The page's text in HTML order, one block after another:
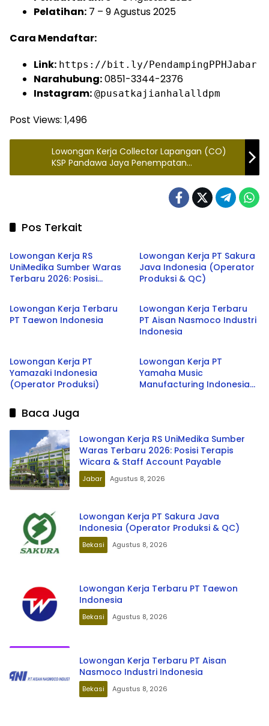
Pelatihan: 7 – 9 Agustus 2025
Cara Mendaftar:
Link: https://bit.ly/PendampingPPHJabar
Narahubung:0851-3344-2376
Instagram: @pusatkajianhalalldpm
Post Views: 1,496
Lowongan Kerja Collector Lapangan (CO)
KSP Pandawa Jaya Penempatan
Tasikmalaya
Pos Terkait
Jabar
Lowongan Kerja RS
UniMedika Sumber Waras
Terbaru 2026: Posisi
Lowongan Kerja PT Sakura
Java Indonesia (Operator
Produksi & QC)
Bekasi
Lowongan Kerja Terbaru
PT Taewon Indonesia
Bekasi
Lowongan Kerja Terbaru
PT Aisan Nasmoco Industri
Indonesia
Lowongan Kerja PT
Yamazaki Indonesia
(Operator Produksi)
Jabar
Lowongan Kerja PT
Yamaha Music
Manufacturing Indonesia
Baca Juga
Lowongan Kerja RS UniMedika Sumber
Waras Terbaru 2026: Posisi Terapis
Wicara & Staff Account Payable
Jabar Agustus 8, 2026
Lowongan Kerja PT Sakura Java
Indonesia (Operator Produksi & QC)
Bekasi Agustus 8, 2026
Lowongan Kerja Terbaru PT Taewon
Indonesia
Bekasi Agustus 8, 2026
Lowongan Kerja Terbaru PT Aisan
Nasmoco Industri Indonesia
Bekasi Agustus 8, 2026